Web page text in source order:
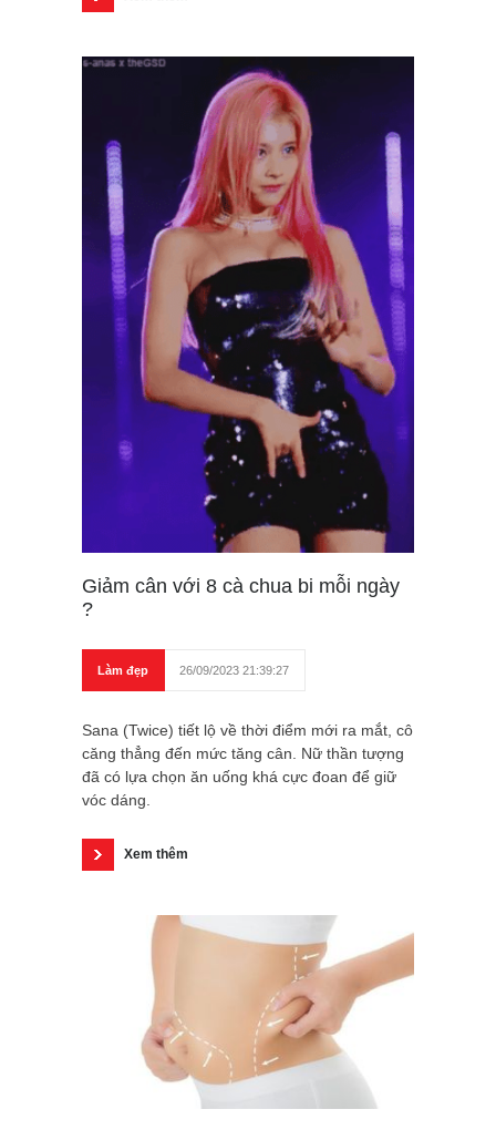
Giảm cân với 8 cà chua bi mỗi ngày
?
Làm đẹp 26/09/2023 21:39:27
Sana (Twice) tiết lộ về thời điểm mới ra mắt, cô
căng thẳng đến mức tăng cân. Nữ thần tượng
đã có lựa chọn ăn uống khá cực đoan để giữ
vóc dáng.
Xem thêm